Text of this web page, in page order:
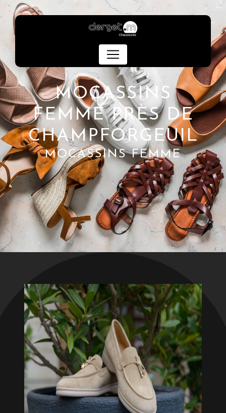
MOCASSINS
FEMME PRÈS DE
CHAMPFORGEUIL
MOCASSINS FEMME
Panneau de gestion des cookies